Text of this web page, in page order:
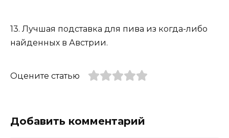
13. Лучшая подставка для пива из когда-либо
найденных в Австрии.
Оцените статью
Добавить комментарий